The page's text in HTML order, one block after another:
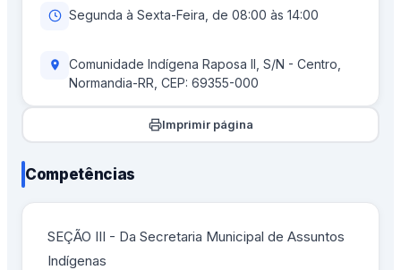
Segunda à Sexta-Feira, de 08:00 às 14:00
Comunidade Indígena Raposa II, S/N - Centro,
Normandia-RR, CEP: 69355-000
Imprimir página
Competências
SEÇÃO III - Da Secretaria Municipal de Assuntos
Indígenas